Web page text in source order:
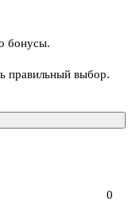
бонусы.
правильный выбор.
0